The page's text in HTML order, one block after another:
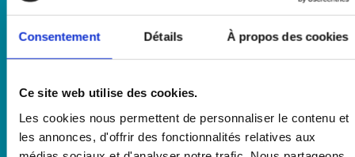
Consentement Détails À propos des cookies
Ce site web utilise des cookies.
Les cookies nous permettent de personnaliser le contenu et
les annonces, d'offrir des fonctionnalités relatives aux
Offre de services portuaires
Appels à candidature
Avis marchés dématérialisés
Avis attribution occupations dominales